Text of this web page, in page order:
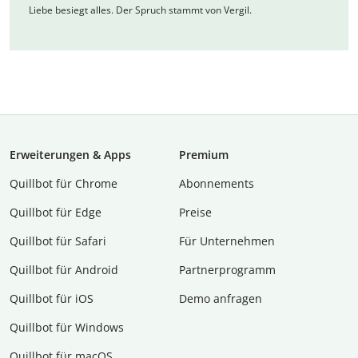
Liebe besiegt alles. Der Spruch stammt von Vergil.
Erweiterungen & Apps
Quillbot für Chrome
Quillbot für Edge
Quillbot für Safari
Quillbot für Android
Quillbot für iOS
Quillbot für Windows
Premium
Abon­ne­ments
Preise
Für Unternehmen
Partnerprogramm
Demo anfragen